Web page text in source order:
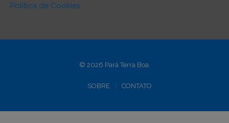
Política de Cookies
© 2026 Pará Terra Boa.
SOBRE CONTATO